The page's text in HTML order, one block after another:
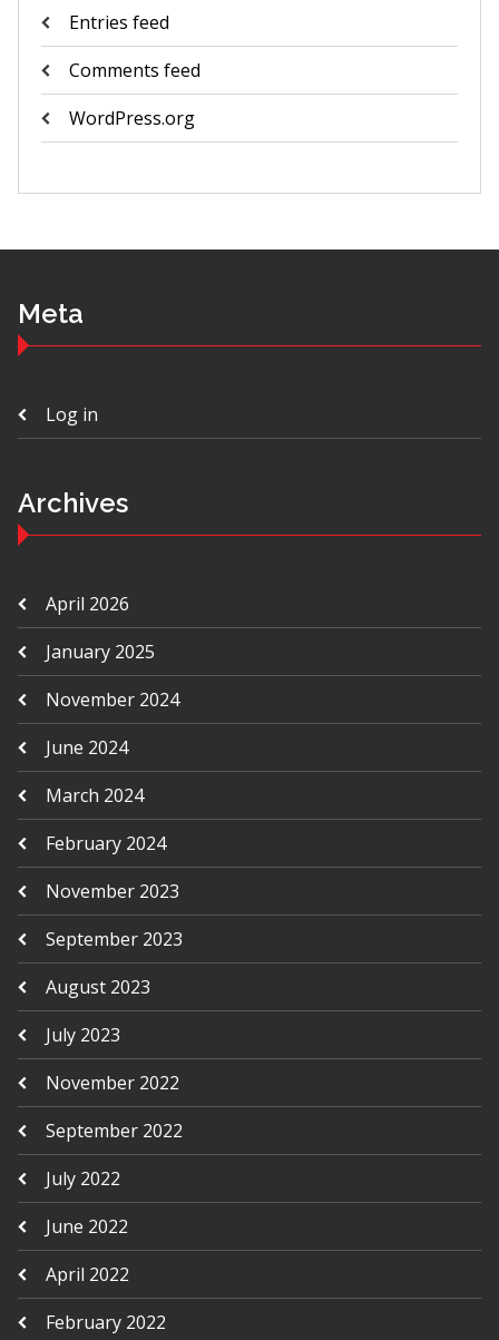
Entries feed
Comments feed
WordPress.org
Meta
Log in
Archives
April 2026
January 2025
November 2024
June 2024
March 2024
February 2024
November 2023
September 2023
August 2023
July 2023
November 2022
September 2022
July 2022
June 2022
April 2022
February 2022